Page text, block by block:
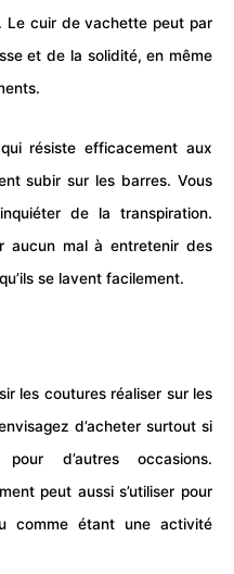
Le cuir de vachette peut par
et de la solidité, en même
résiste efficacement aux
subir sur les barres. Vous
de la transpiration.
aucun mal à entretenir des
se lavent facilement.
les coutures réaliser sur les
d’acheter surtout si
d’autres occasions.
peut aussi s’utiliser pour
comme étant une activité